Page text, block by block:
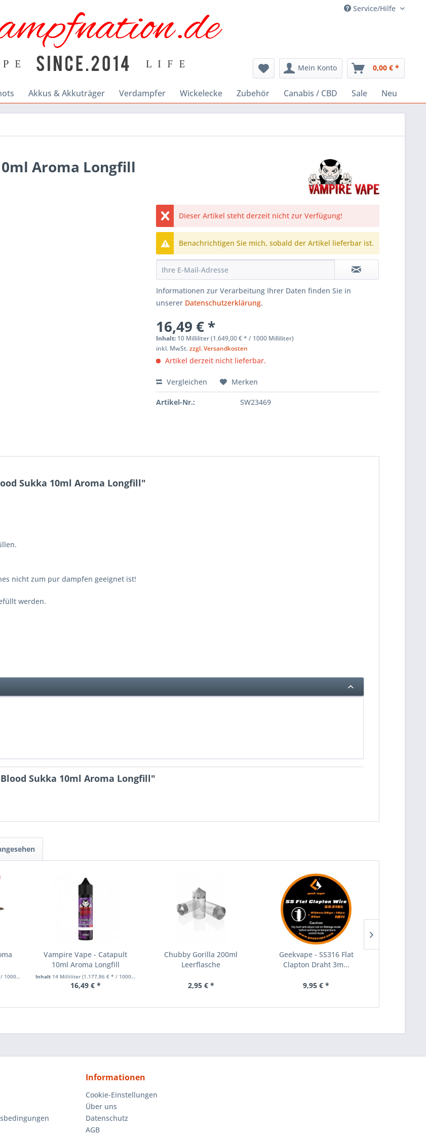
Service/Hilfe
Mein Konto 0,00 € *
Akkus & Akkuträger Verdampfer Wickelecke Zubehör Canabis / CBD Sale Neu
Aroma Longfill
Dieser Artikel steht derzeit nicht zur Verfügung!
Benachrichtigen Sie mich, sobald der Artikel lieferbar ist.
Informationen zur Verarbeitung Ihrer Daten finden Sie in
unserer Datenschutzerklärung.
16,49 € *
Inhalt: 10 Milliliter (1.649,00 € * / 1000 Milliliter)
inkl. MwSt.zzgl. Versandkosten
Artikel derzeit nicht lieferbar.
Vergleichen Merken
Artikel-Nr.: SW23469
Sukka 10ml Aroma Longfill"
nicht zum pur dampfen geeignet ist!
werden.
Sukka 10ml Aroma Longfill"
Milliliter)
Vampire Vape - Catapult
10ml Aroma Longfill
Inhalt 14 Milliliter(1.177,86 € * / 1000 Milliliter)
16,49 € *
Chubby Gorilla 200ml
Leerflasche
2,95 € *
Geekvape - SS316 Flat
Clapton Draht 3m...
9,95 € *
Informationen
Cookie-Einstellungen
Über uns
Datenschutz
AGB